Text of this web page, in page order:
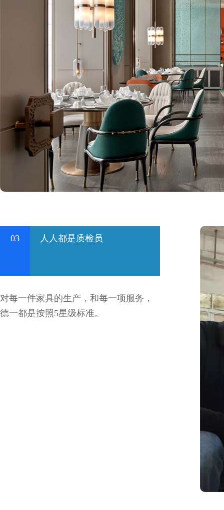
03 人人都是质检员
对每一件家具的生产，和每一项服务，
德一都是按照5星级标准。